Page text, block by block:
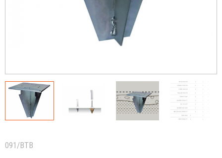
091/BTB